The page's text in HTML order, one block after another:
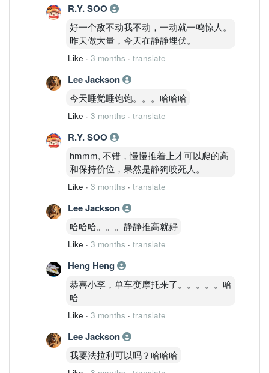
R.Y. SOO
好一个敌不动我不动，一动就一鸣惊人。
昨天做大量，今天在静静埋伏。
Like · 3 months · translate
Lee Jackson
今天睡觉睡饱饱。。。哈哈哈
Like · 3 months · translate
R.Y. SOO
hmmm, 不错，慢慢推着上才可以爬的高
和保持价位，果然是静狗咬死人。
Like · 3 months · translate
Lee Jackson
哈哈哈。。。静静推高就好
Like · 3 months · translate
Heng Heng
恭喜小李，单车变摩托来了。。。。。哈
哈
Like · 3 months · translate
Lee Jackson
我要法拉利可以吗？哈哈哈